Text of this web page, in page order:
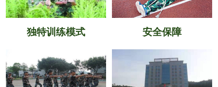
独特训练模式 安全保障